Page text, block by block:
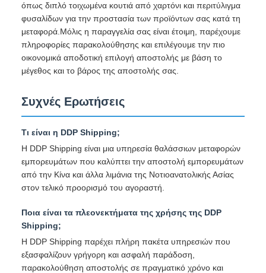
όπως διπλό τοιχωμένα κουτιά από χαρτόνι και περιτύλιγμα
φυσαλίδων για την προστασία των προϊόντων σας κατά τη
μεταφορά.Μόλις η παραγγελία σας είναι έτοιμη, παρέχουμε
πληροφορίες παρακολούθησης και επιλέγουμε την πιο
οικονομικά αποδοτική επιλογή αποστολής με βάση το
μέγεθος και το βάρος της αποστολής σας.
Συχνές Ερωτήσεις
Τι είναι η DDP Shipping;
Η DDP Shipping είναι μια υπηρεσία θαλάσσιων μεταφορών
εμπορευμάτων που καλύπτει την αποστολή εμπορευμάτων
από την Κίνα και άλλα λιμάνια της Νοτιοανατολικής Ασίας
στον τελικό προορισμό του αγοραστή.
Ποια είναι τα πλεονεκτήματα της χρήσης της DDP
Shipping;
Η DDP Shipping παρέχει πλήρη πακέτα υπηρεσιών που
εξασφαλίζουν γρήγορη και ασφαλή παράδοση,
παρακολούθηση αποστολής σε πραγματικό χρόνο και